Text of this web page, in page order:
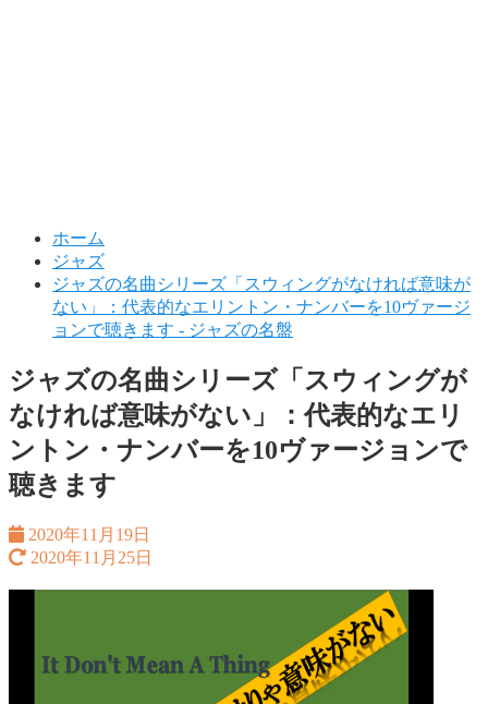
ホーム
ジャズ
ジャズの名曲シリーズ「スウィングがなければ意味が
ない」：代表的なエリントン・ナンバーを10ヴァージ
ョンで聴きます - ジャズの名盤
ジャズの名曲シリーズ「スウィングが
なければ意味がない」：代表的なエリ
ントン・ナンバーを10ヴァージョンで
聴きます
2020年11月19日
2020年11月25日